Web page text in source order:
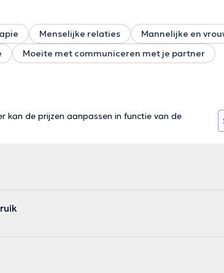
Menselijke relaties
Mannelijke en
Moeite met communiceren met je partner
kan de prijzen aanpassen in functie van de